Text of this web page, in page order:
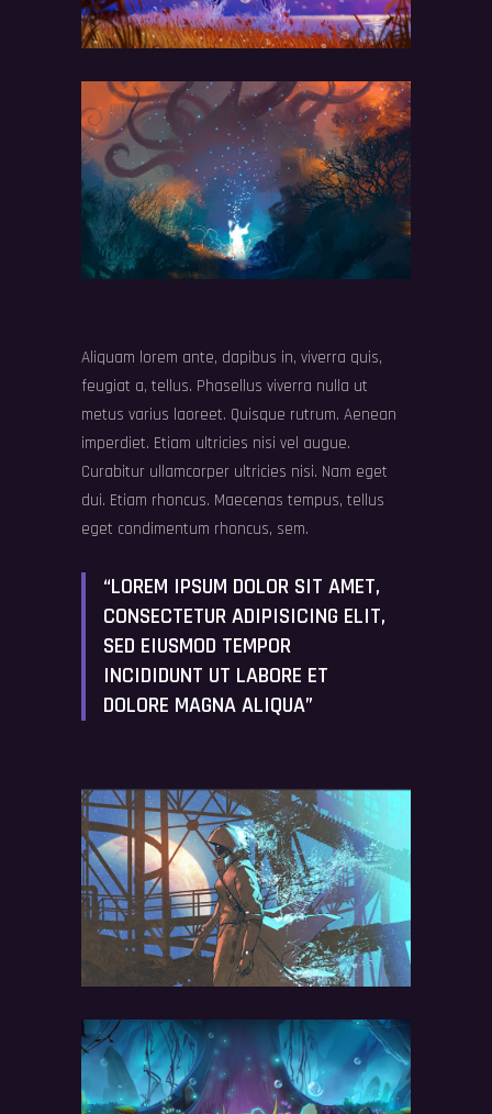
Aliquam lorem ante, dapibus in, viverra quis,
feugiat a, tellus. Phasellus viverra nulla ut
metus varius laoreet. Quisque rutrum. Aenean
imperdiet. Etiam ultricies nisi vel augue.
Curabitur ullamcorper ultricies nisi. Nam eget
dui. Etiam rhoncus. Maecenas tempus, tellus
eget condimentum rhoncus, sem.
“LOREM IPSUM DOLOR SIT AMET,
CONSECTETUR ADIPISICING ELIT,
SED EIUSMOD TEMPOR
INCIDIDUNT UT LABORE ET
DOLORE MAGNA ALIQUA”